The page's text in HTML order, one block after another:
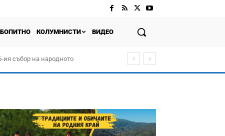
КОЛУМНИСТИ ВИДЕО
ия събор на народното